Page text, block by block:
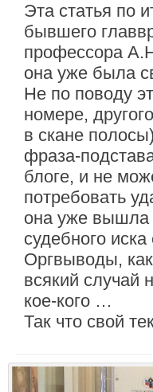
Эта статья по
бывшего
профессора
она уже была
Не по поводу
номере,
в скане
фраза-
блоге, и не
потребовать
она уже вышла
судебного иска
Оргвыводы,
всякий случай
кое-кого …
Так что свой